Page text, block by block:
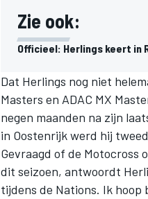
Zie ook:
Officieel: Herlings keert in
Dat Herlings nog niet
Masters en ADAC MX
negen maanden na zijn
in Oostenrijkwerd hij
Gevraagd of de Motocross
dit seizoen, antwoordt
tijdens de Nations. Ik